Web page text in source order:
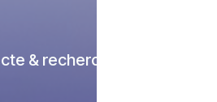
& recherche